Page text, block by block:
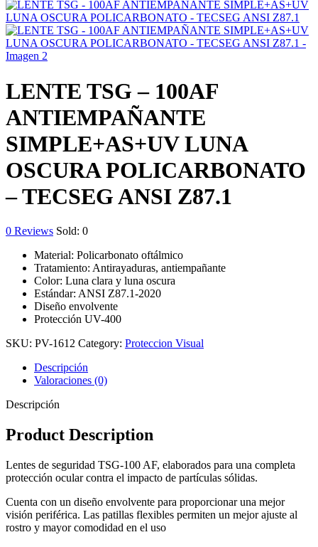
LENTE TSG – 100AF
ANTIEMPAÑANTE
SIMPLE+AS+UV LUNA
OSCURA POLICARBONATO
– TECSEG ANSI Z87.1
0 Reviews Sold: 0
Material: Policarbonato oftálmico
Tratamiento: Antirayaduras, antiempañante
Color: Luna clara y luna oscura
Estándar: ANSI Z87.1-2020
Diseño envolvente
Protección UV-400
SKU: PV-1612 Category: Proteccion Visual
Descripción
Valoraciones (0)
Descripción
Product Description
Lentes de seguridad TSG-100 AF, elaborados para una completa
protección ocular contra el impacto de partículas sólidas.
Cuenta con un diseño envolvente para proporcionar una mejor
visión periférica. Las patillas flexibles permiten un mejor ajuste al
rostro y mayor comodidad en el uso